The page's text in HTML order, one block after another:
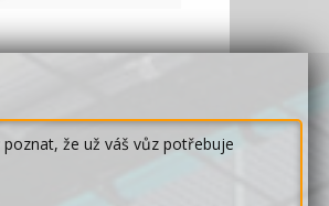
že už váš vůz potřebuje